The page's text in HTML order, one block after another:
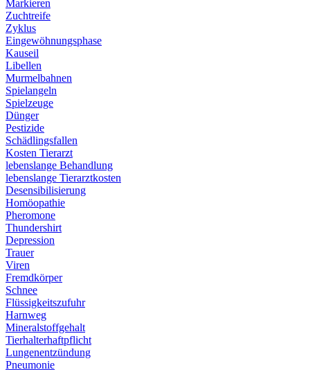
Markieren
Zuchtreife
Zyklus
Eingewöhnungsphase
Kauseil
Libellen
Murmelbahnen
Spielangeln
Spielzeuge
Dünger
Pestizide
Schädlingsfallen
Kosten Tierarzt
lebenslange Behandlung
lebenslange Tierarztkosten
Desensibilisierung
Homöopathie
Pheromone
Thundershirt
Depression
Trauer
Viren
Fremdkörper
Schnee
Flüssigkeitszufuhr
Harnweg
Mineralstoffgehalt
Tierhalterhaftpflicht
Lungenentzündung
Pneumonie